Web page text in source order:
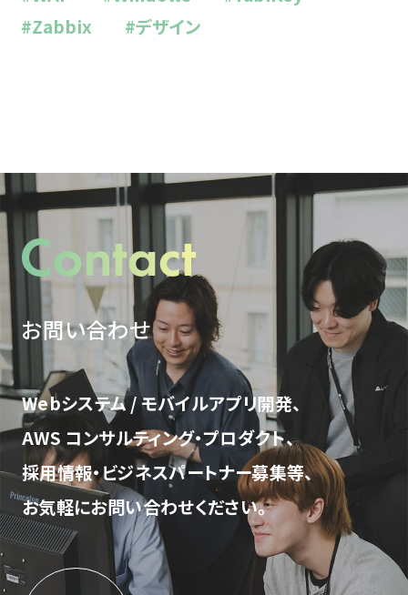
#Zabbix
#デザイン
お問い合わせ
Webシステム / モバイルアプリ開発、
AWS コンサルティング・プロダクト、
採用情報・ビジネスパートナー募集等、
お気軽にお問い合わせください。